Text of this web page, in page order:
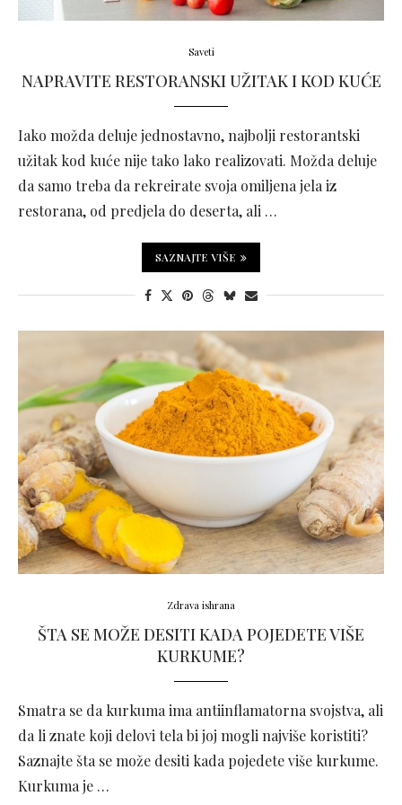
Saveti
NAPRAVITE RESTORANSKI UŽITAK I KOD KUĆE
Iako možda deluje jednostavno, najbolji restorantski
užitak kod kuće nije tako lako realizovati. Možda deluje
da samo treba da rekreirate svoja omiljena jela iz
restorana, od predjela do deserta, ali …
SAZNAJTE VIŠE
Zdrava ishrana
ŠTA SE MOŽE DESITI KADA POJEDETE VIŠE
KURKUME?
Smatra se da kurkuma ima antiinflamatorna svojstva, ali
da li znate koji delovi tela bi joj mogli najviše koristiti?
Saznajte šta se može desiti kada pojedete više kurkume.
Kurkuma je …